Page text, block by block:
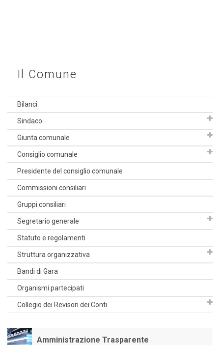
Il Comune
Bilanci
Sindaco
Giunta comunale
Consiglio comunale
Presidente del consiglio comunale
Commissioni consiliari
Gruppi consiliari
Segretario generale
Statuto e regolamenti
Struttura organizzativa
Bandi di Gara
Organismi partecipati
Collegio dei Revisori dei Conti
Amministrazione Trasparente